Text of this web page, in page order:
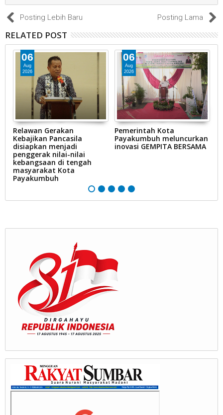
Posting Lebih Baru Posting Lama
RELATED POST
06
Aug
2026
Relawan Gerakan
Kebajikan Pancasila
disiapkan menjadi
penggerak nilai-nilai
kebangsaan di tengah
masyarakat Kota
Payakumbuh
06
Aug
2026
Pemerintah Kota
Payakumbuh meluncurkan
inovasi GEMPITA BERSAMA